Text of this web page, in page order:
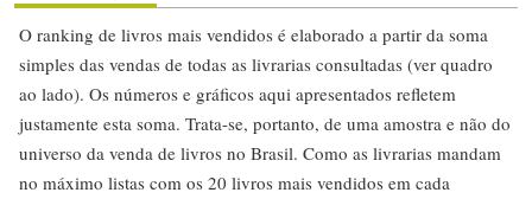
O ranking de livros mais vendidos é elaborado a partir da soma
simples das vendas de todas as livrarias consultadas (ver quadro
ao lado). Os números e gráficos aqui apresentados refletem
justamente esta soma. Trata-se, portanto, de uma amostra e não do
universo da venda de livros no Brasil. Como as livrarias mandam
no máximo listas com os 20 livros mais vendidos em cada